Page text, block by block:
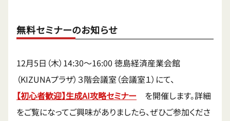
無料セミナーのお知らせ
12月5日（木）14:30〜16:00 徳島経済産業会館
（KIZUNAプラザ）３階会議室（会議室１）にて、
【初心者歓迎】生成AI攻略セミナー を開催します。詳細
をご覧になってご興味がありましたら、ぜひご参加くださ